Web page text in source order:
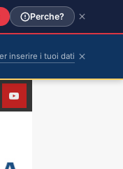
Yountube
Perche?
inserire i tuoi dati